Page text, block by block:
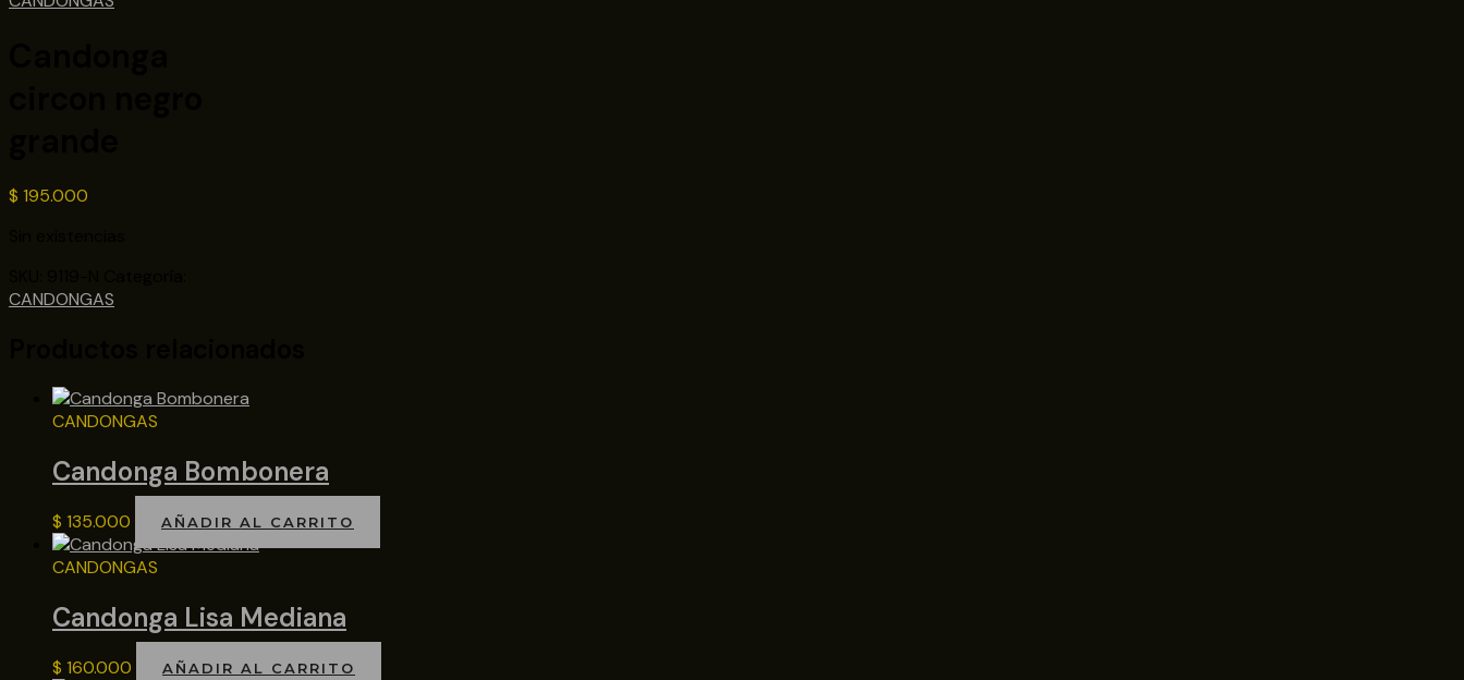
$ 195.000
CANDONGAS
CANDONGAS
Candonga Bombonera
$ 135.000 AÑADIR AL CARRITO
CANDONGAS
Candonga Lisa Mediana
$ 160.000 AÑADIR AL CARRITO